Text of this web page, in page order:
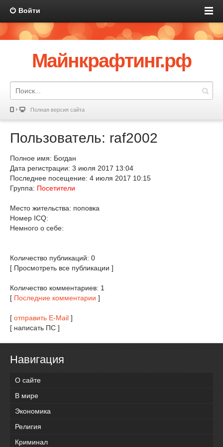
Войти
Майнкрафтинг.рф
Полная версия сайта
Пользователь: raf2002
Полное имя: Богдан
Дата регистрации: 3 июля 2017 13:04
Последнее посещение: 4 июля 2017 10:15
Группа: Посетители
Место жительства: поповка
Номер ICQ:
Немного о себе:
Количество публикаций: 0
[ Просмотреть все публикации ]
Количество комментариев: 1
[ Последние комментарии ]
[ отправить E-Mail ]
[ написать ПС ]
Навигация
О сайте
В мире
Экономика
Религия
Криминал